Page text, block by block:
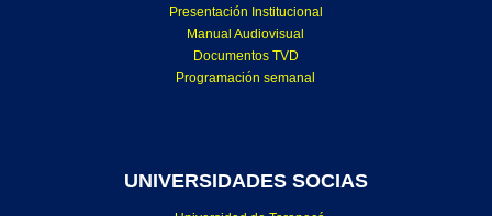
Presentación Institucional
Manual Audiovisual
Documentos TVD
Programación semanal
UNIVERSIDADES SOCIAS